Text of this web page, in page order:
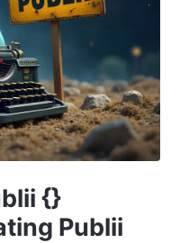
{}
Publii